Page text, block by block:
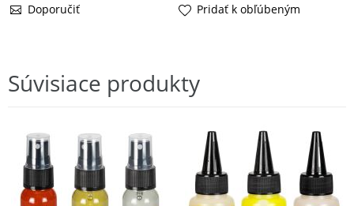
Doporučiť
Pridať k obľúbeným
Súvisiace produkty